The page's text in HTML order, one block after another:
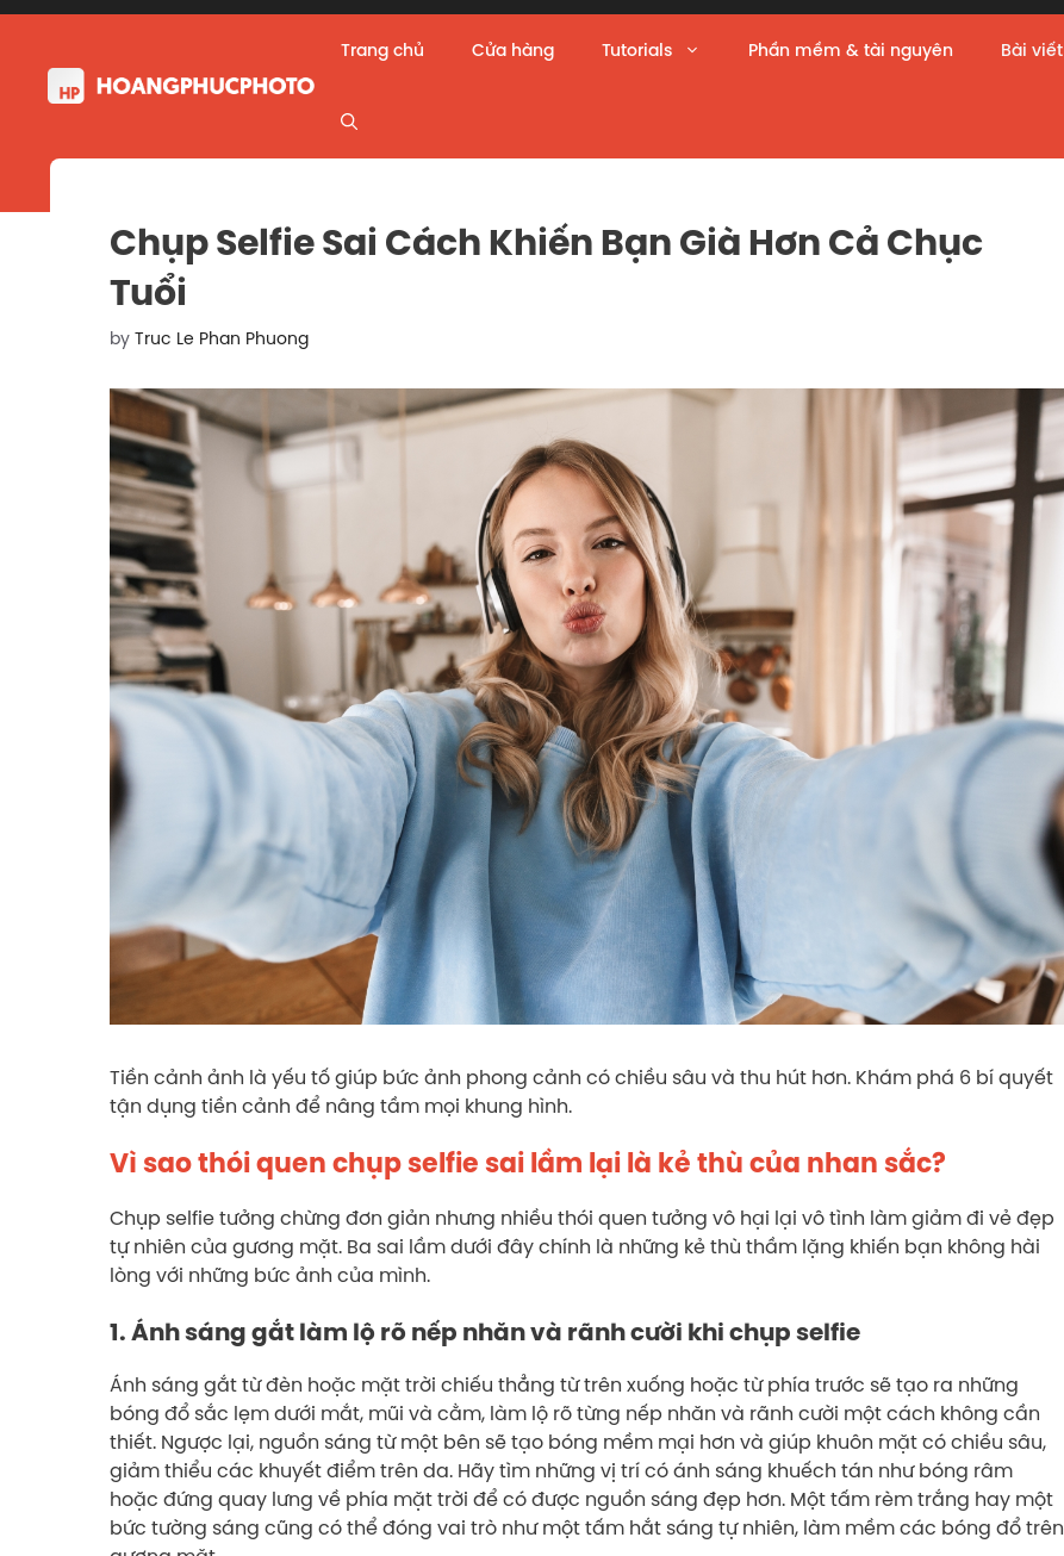
Skip
content
Trang chủ Cửa hàng Tutorials Phần mềm & tài nguyên Bài viết
Chụp Selfie Sai Cách Khiến Bạn Già Hơn Cả Chục
Tuổi
by Truc Le Phan Phuong
Tiền cảnh ảnh là yếu tố giúp bức ảnh phong cảnh có chiều sâu và thu hút hơn. Khám phá 6 bí quyết
tận dụng tiền cảnh để nâng tầm mọi khung hình.
Vì sao thói quen chụp selfie sai lầm lại là kẻ thù của nhan sắc?
Chụp selfie tưởng chừng đơn giản nhưng nhiều thói quen tưởng vô hại lại vô tình làm giảm đi vẻ đẹp
tự nhiên của gương mặt. Ba sai lầm dưới đây chính là những kẻ thù thầm lặng khiến bạn không hài
lòng với những bức ảnh của mình.
1. Ánh sáng gắt làm lộ rõ nếp nhăn và rãnh cười khi chụp selfie
Ánh sáng gắt từ đèn hoặc mặt trời chiếu thẳng từ trên xuống hoặc từ phía trước sẽ tạo ra những
bóng đổ sắc lẹm dưới mắt, mũi và cằm, làm lộ rõ từng nếp nhăn và rãnh cười một cách không cần
thiết. Ngược lại, nguồn sáng từ một bên sẽ tạo bóng mềm mại hơn và giúp khuôn mặt có chiều sâu,
giảm thiểu các khuyết điểm trên da. Hãy tìm những vị trí có ánh sáng khuếch tán như bóng râm
hoặc đứng quay lưng về phía mặt trời để có được nguồn sáng đẹp hơn. Một tấm rèm trắng hay một
bức tường sáng cũng có thể đóng vai trò như một tấm hắt sáng tự nhiên, làm mềm các bóng đổ trên